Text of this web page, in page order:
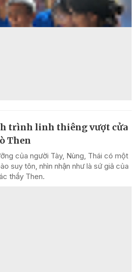
trình linh thiêng vượt cửa
Then
của người Tày, Nùng, Thái có một
suy tôn, nhìn nhận như là sứ giả của
thầy Then.